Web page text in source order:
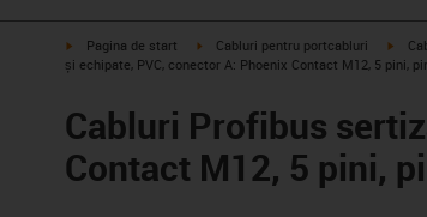
igus-icon-arrow-right
Pagina de start igus-icon-arrow-right
Cabluri pentru portcabluri
și echipate, PVC, conector A: Phoenix Contact M12, 5 pini,
Cabluri Profibus
Contact M12, 5 pini,